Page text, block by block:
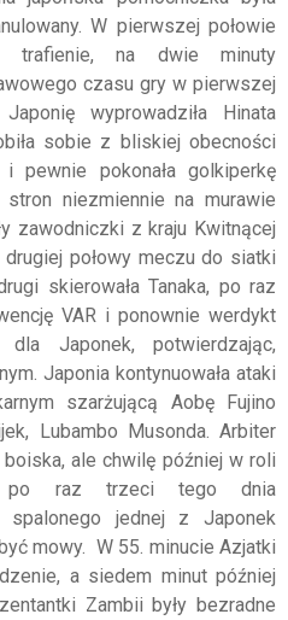
W pierwszej połowie
trafienie, na dwie minuty
czasu gry w pierwszej
wyprowadziła Hinata
sobie z bliskiej obecności
pewnie pokonała golkiperkę
niezmiennie na murawie
zawodniczki z kraju Kwitnącej
połowy meczu do siatki
skierowała Tanaka, po raz
VAR i ponownie werdykt
Japonek, potwierdzając,
Japonia kontynuowała ataki
szarżującą Aobę Fujino
Lubambo Musonda. Arbiter
ale chwilę później w roli
po raz trzeci tego dnia
spalonego jednej z Japonek
mowy. W 55. minucie Azjatki
a siedem minut później
Zambii były bezradne